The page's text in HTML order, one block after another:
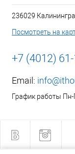
236029
Посмотреть на
+7 (4012)
Email:
График работы